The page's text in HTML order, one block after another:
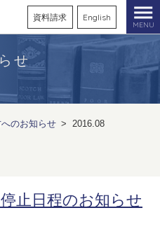
資料請求 English
MENU
せ
のお知らせ > 2016.08
止日程のお知らせ